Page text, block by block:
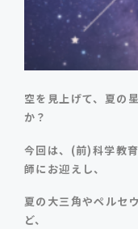
空を見上げて、夏の
か？
今回は、(前)科学教
師にお迎えし、
夏の大三角やペルセ
ど、